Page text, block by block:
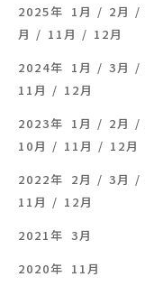
2025年 1月 2月
月
11月
12月
2024年 1月 3月
11月
12月
2023年 1月 2月
10月
11月
12月
2022年 2月 3月
11月
12月
2021年 3月
2020年 11月